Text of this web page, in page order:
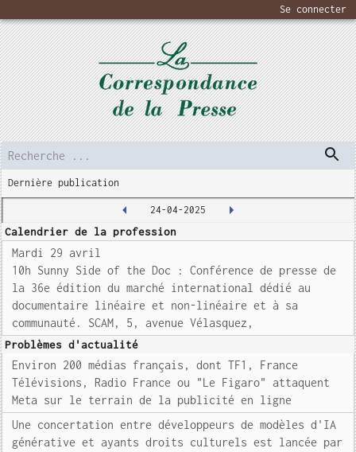
Se connecter
Dernière publication
24-04-2025
Calendrier de la profession
Mardi 29 avril
10h Sunny Side of the Doc : Conférence de presse de
la 36e édition du marché international dédié au
documentaire linéaire et non-linéaire et à sa
communauté. SCAM, 5, avenue Vélasquez,
Problèmes d'actualité
Environ 200 médias français, dont TF1, France
Télévisions, Radio France ou "Le Figaro" attaquent
Meta sur le terrain de la publicité en ligne
Une concertation entre développeurs de modèles d'IA
générative et ayants droits culturels est lancée par